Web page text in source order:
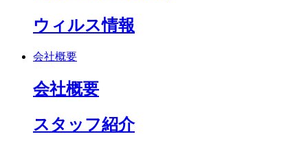
ウィルス情報
会社概要
会社概要
スタッフ紹介